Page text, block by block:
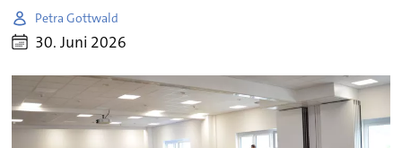
Petra Gottwald
30. Juni 2026